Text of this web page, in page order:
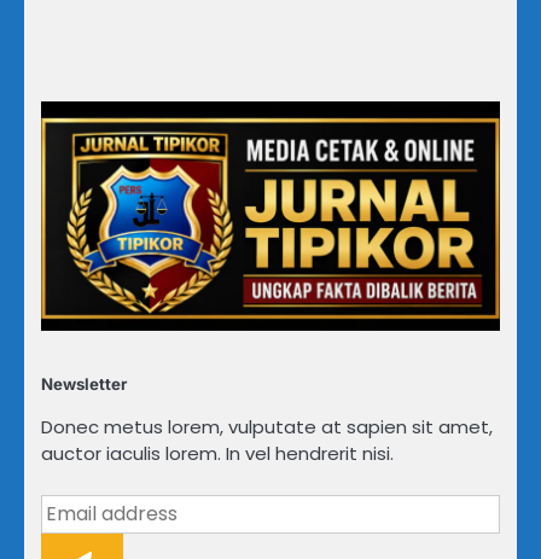
Newsletter
Donec metus lorem, vulputate at sapien sit amet,
auctor iaculis lorem. In vel hendrerit nisi.